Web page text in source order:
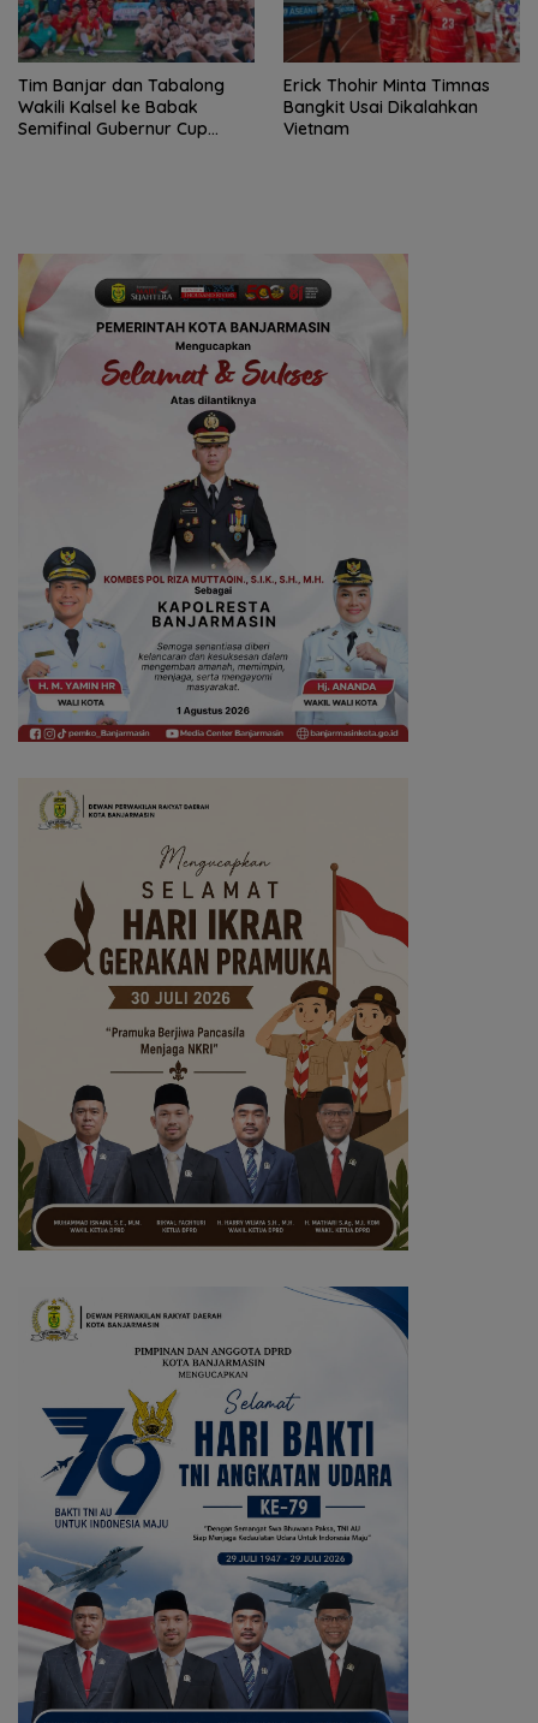
Tim Banjar dan Tabalong
Wakili Kalsel ke Babak
Semifinal Gubernur Cup
Erick Thohir Minta Timnas
Bangkit Usai Dikalahkan
Vietnam